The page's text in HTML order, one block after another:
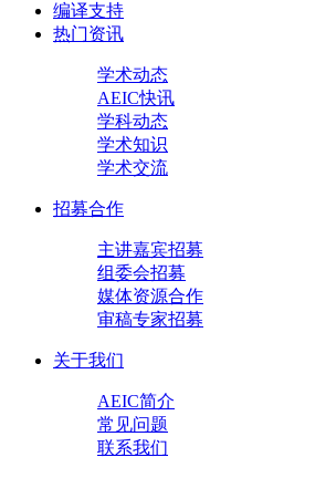
编译支持
热门资讯
学术动态
AEIC快讯
学科动态
学术知识
学术交流
招募合作
主讲嘉宾招募
组委会招募
媒体资源合作
审稿专家招募
关于我们
AEIC简介
常见问题
联系我们